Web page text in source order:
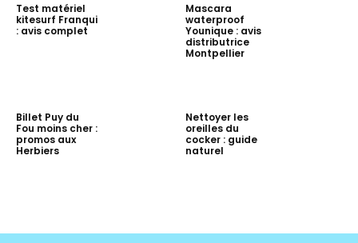
Test matériel
kitesurf Franqui
: avis complet
Mascara
waterproof
Younique : avis
distributrice
Montpellier
Billet Puy du
Fou moins cher :
promos aux
Herbiers
Nettoyer les
oreilles du
cocker : guide
naturel